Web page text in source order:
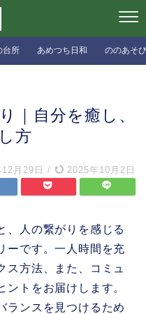
台所 あめつち日和 ののあそ
｜自分を癒し、
方
月29日 / 2025年10月2日
、人の繋がりを感じる
ーです。一人時間を充
ス方法、また、コミュ
ントをお届けします。
ランスを見つけるため